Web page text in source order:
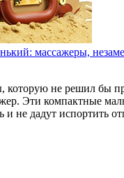
массажеры,
которую не решил бы
Эти компактные
и не дадут испортить